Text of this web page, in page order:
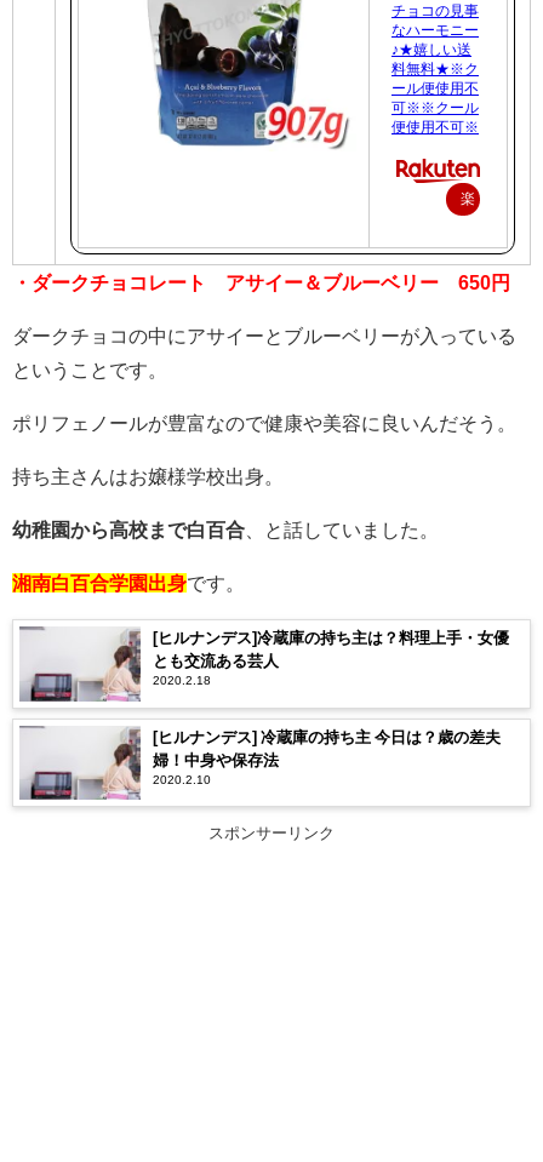
チョコの見事
なハーモニー
♪★嬉しい送
料無料★※ク
ール便使用不
可※※クール
便使用不可※
楽
で
入
・ダークチョコレート アサイー＆ブルーベリー 650円
ダークチョコの中にアサイーとブルーベリーが入っている
ということです。
ポリフェノールが豊富なので健康や美容に良いんだそう。
持ち主さんはお嬢様学校出身。
幼稚園から高校まで白百合 、と話していました。
湘南白百合学園出身です。
[ヒルナンデス]冷蔵庫の持ち主は？料理上手・女優
とも交流ある芸人
2020.2.18
[ヒルナンデス] 冷蔵庫の持ち主 今日は？歳の差夫
婦！中身や保存法
2020.2.10
スポンサーリンク